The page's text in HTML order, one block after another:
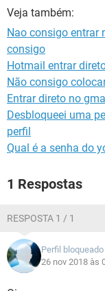
Veja também:
Nao consigo entrar
consigo
Hotmail entrar
Não consigo
Entrar direto no
Desbloqueei uma
perfil
Qual é a senha do
1 Respostas
RESPOSTA 1 / 1
Perfil bloqueado
26 nov 2018 às